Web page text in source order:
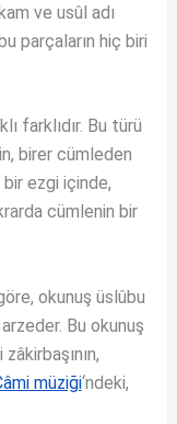
ve usûl adı
parçaların hiç biri
farklıdır. Bu türü
birer cümleden
ezgi içinde,
cümlenin bir
okunuş üslûbu
arzeder. Bu okunuş
müziği‘ndeki,